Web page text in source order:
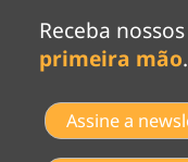
Receba
primeira mão.
Assine a